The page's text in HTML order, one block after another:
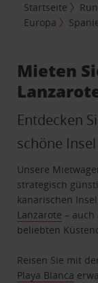
Startseite
Europa
Mieten
Entdecken
schöne
Unsere
strategisch
kanarischen
Lanzarote –
beliebten
Reisen Sie mit
Playa Blanca